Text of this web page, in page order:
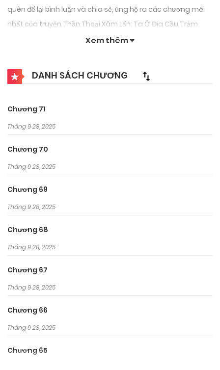
quên để lại bình luận và chia sẻ, ủng hộ ra các chương mới
nhất của truyện Thần Thoại Xâm Lấn: Ta Ở Địa Cầu Trảm
Xem thêm
DANH SÁCH CHƯƠNG
Chương 71
Tháng 9 28, 2025
Chương 70
Tháng 9 28, 2025
Chương 69
Tháng 9 28, 2025
Chương 68
Tháng 9 28, 2025
Chương 67
Tháng 9 28, 2025
Chương 66
Tháng 9 28, 2025
Chương 65